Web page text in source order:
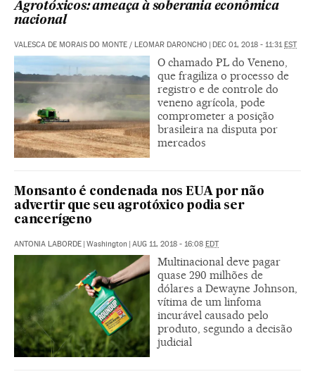
Agrotóxicos: ameaça à soberania econômica
nacional
VALESCA DE MORAIS DO MONTE / LEOMAR DARONCHO | DEC 01, 2018 - 11:31EST
O chamado PL do Veneno,
que fragiliza o processo de
registro e de controle do
veneno agrícola, pode
comprometer a posição
brasileira na disputa por
mercados
Monsanto é condenada nos EUA por não
advertir que seu agrotóxico podia ser
cancerígeno
ANTONIA LABORDE | Washington | AUG 11, 2018 - 16:08 EDT
Multinacional deve pagar
quase 290 milhões de
dólares a Dewayne Johnson,
vítima de um linfoma
incurável causado pelo
produto, segundo a decisão
judicial